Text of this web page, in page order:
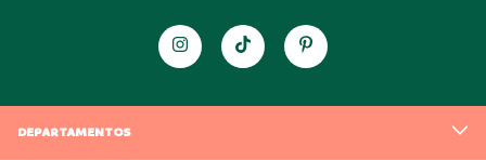
DEPARTAMENTOS